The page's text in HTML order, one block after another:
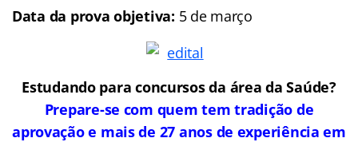
Data da prova objetiva: 5 de março
Estudando para concursos da área da Saúde?
Prepare-se com quem tem tradição de
aprovação e mais de 27 anos de experiência em